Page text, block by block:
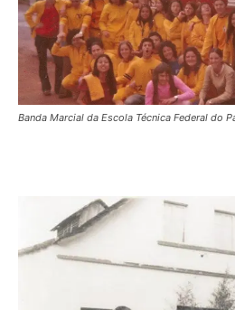
Banda Marcial da Escola Técnica Federal do